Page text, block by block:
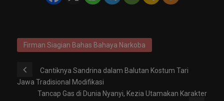
Firman Siagian Bahas Bahaya Narkoba
Cantiknya Sandrina dalam Balutan Kostum Tari
Jawa Tradisional Modifikasi
Tancap Gas di Dunia Nyanyi, Kezia Utamakan Karakter